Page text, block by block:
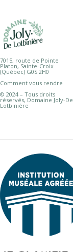
7015, route de Pointe
Platon, Sainte-Croix
(Québec) G0S 2H0
Comment vous rendre
© 2024 – Tous droits
réservés, Domaine Joly-De
Lotbinière